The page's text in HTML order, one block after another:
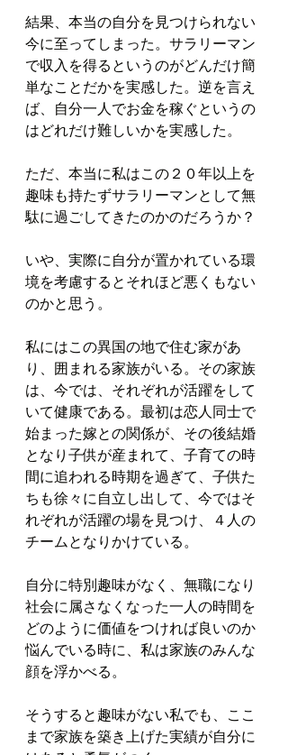
結果、本当の自分を見つけられない
今に至ってしまった。サラリーマン
で収入を得るというのがどんだけ簡
単なことだかを実感した。逆を言え
ば、自分一人でお金を稼ぐというの
はどれだけ難しいかを実感した。
ただ、本当に私はこの２０年以上を
趣味も持たずサラリーマンとして無
駄に過ごしてきたのかのだろうか？
いや、実際に自分が置かれている環
境を考慮するとそれほど悪くもない
のかと思う。
私にはこの異国の地で住む家があ
り、囲まれる家族がいる。その家族
は、今では、それぞれが活躍をして
いて健康である。最初は恋人同士で
始まった嫁との関係が、その後結婚
となり子供が産まれて、子育ての時
間に追われる時期を過ぎて、子供た
ちも徐々に自立し出して、今ではそ
れぞれが活躍の場を見つけ、４人の
チームとなりかけている。
自分に特別趣味がなく、無職になり
社会に属さなくなった一人の時間を
どのように価値をつければ良いのか
悩んでいる時に、私は家族のみんな
顔を浮かべる。
そうすると趣味がない私でも、ここ
まで家族を築き上げた実績が自分に